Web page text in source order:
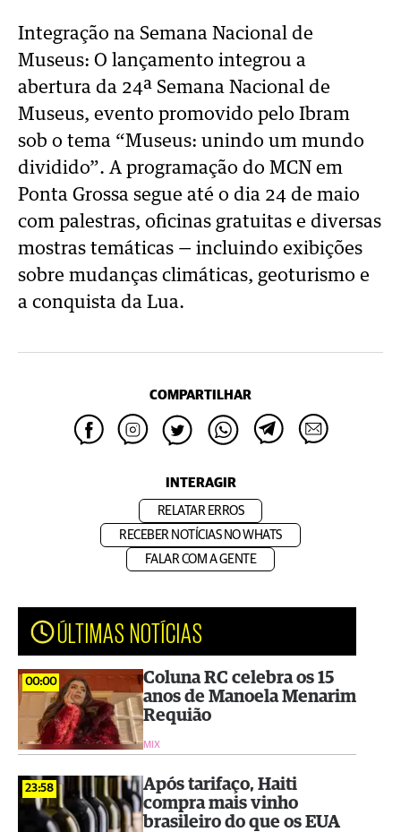
Integração na Semana Nacional de
Museus: O lançamento integrou a
abertura da 24ª Semana Nacional de
Museus, evento promovido pelo Ibram
sob o tema “Museus: unindo um mundo
dividido”. A programação do MCN em
Ponta Grossa segue até o dia 24 de maio
com palestras, oficinas gratuitas e diversas
mostras temáticas — incluindo exibições
sobre mudanças climáticas, geoturismo e
a conquista da Lua.
COMPARTILHAR
INTERAGIR
RELATAR ERROS
RECEBER NOTÍCIAS NO WHATS
FALAR COM A GENTE
ÚLTIMAS NOTÍCIAS
00:00
Coluna RC celebra os 15
anos de Manoela Menarim
Requião
MIX
23:58
Após tarifaço, Haiti
compra mais vinho
brasileiro do que os EUA